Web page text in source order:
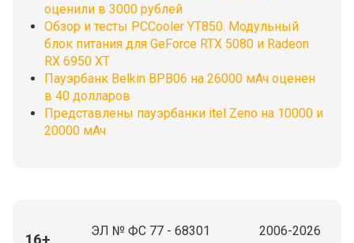
оценили в 3000 рублей
Обзор и тесты PCCooler YT850. Модульный
блок питания для GeForce RTX 5080 и Radeon
RX 6950 XT
Пауэрбанк Belkin BPB06 на 26000 мАч оценен
в 40 долларов
Представлены пауэрбанки itel Zeno на 10000 и
20000 мАч
ЭЛ № ФС 77 - 68301
2006-2026